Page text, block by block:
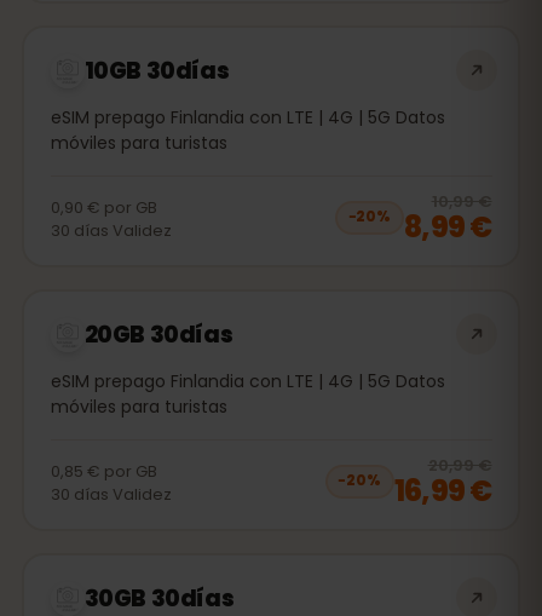
10GB 30días
eSIM prepago Finlandia con LTE | 4G | 5G Datos
móviles para turistas
0,90 € por GB
30 días Validez
−20%
10,99 €
8,99 €
20GB 30días
eSIM prepago Finlandia con LTE | 4G | 5G Datos
móviles para turistas
0,85 € por GB
30 días Validez
−20%
20,99 €
16,99 €
30GB 30días